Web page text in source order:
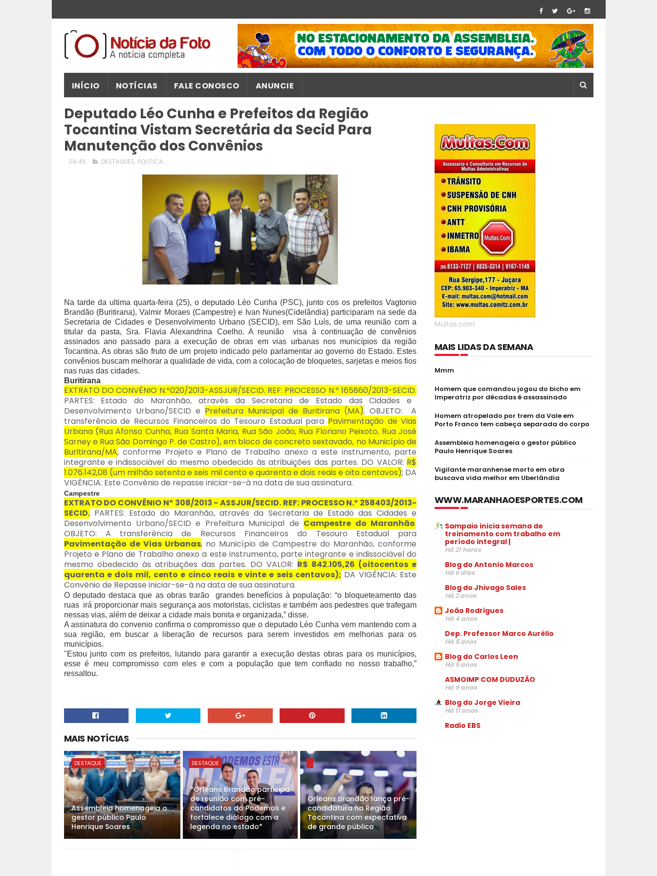
INÍCIO NOTÍCIAS FALE CONOSCO ANUNCIE
Deputado Léo Cunha e Prefeitos da Região
Tocantina Vistam Secretária da Secid Para
Manutenção dos Convênios
08:46 DESTAQUES, POLITICA
Na tarde da ultima quarta-feira (25), o deputado Léo Cunha (PSC), junto cos os prefeitos Vagtonio
Brandão (Buritirana), Valmir Moraes (Campestre) e Ivan Nunes(Cidelândia) participaram na sede da
Secretaria de Cidades e Desenvolvimento Urbano (SECID), em São Luís, de uma reunião com a
titular da pasta, Sra. Flavia Alexandrina Coelho. A reunião visa à continuação de convênios
assinados ano passado para a execução de obras em vias urbanas nos municípios da região
Tocantina. As obras são fruto de um projeto indicado pelo parlamentar ao governo do Estado. Estes
convênios buscam melhorar a qualidade de vida, com a colocação de bloquetes, sarjetas e meios fios
nas ruas das cidades.
Buritirana
EXTRATO DO CONVÊNIO N.º020/2013-ASSJUR/SECID. REF: PROCESSO N.º 165860/2013-SECID.
PARTES: Estado do Maranhão, através da Secretaria de Estado das Cidades e
Desenvolvimento Urbano/SECID e Prefeitura Municipal de Buritirana (MA). OBJETO: A
transferência de Recursos Financeiros do Tesouro Estadual para Pavimentação de Vias
Urbana (Rua Afonso Cunha, Rua Santa Maria, Rua São João, Rua Floriano Peixoto, Rua José
Sarney e Rua São Domingo P. de Castro), em bloco de concreto sextavado, no Município de
Buritirana/MA, conforme Projeto e Plano de Trabalho anexo a este instrumento, parte
integrante e indissociável do mesmo obedecido às atribuições das partes. DO VALOR: R$
1.076.142,08 (um milhão setenta e seis mil cento e quarenta e dois reais e oito centavos); DA
VIGÊNCIA: Este Convênio de repasse iniciar-se-à na data de sua assinatura.
Campestre
EXTRATO DO CONVÊNIO Nº 308/2013 - ASSJUR/SECID. REF: PROCESSO N.º 258403/2013-
SECID.PARTES: Estado do Maranhão, através da Secretaria de Estado das Cidades e
Desenvolvimento Urbano/SECID e Prefeitura Municipal de Campestre do Maranhão.
OBJETO: A transferência de Recursos Financeiros do Tesouro Estadual para
Pavimentação de Vias Urbanas, no Município de Campestre do Maranhão, conforme
Projeto e Plano de Trabalho anexo a este instrumento, parte integrante e indissociável do
mesmo obedecido às atribuições das partes. DO VALOR: R$ 842.105,26 (oitocentos e
quarenta e dois mil, cento e cinco reais e vinte e seis centavos); DA VIGÊNCIA: Este
Convênio de Repasse iniciar-se-á na data de sua assinatura.
O deputado destaca que as obras trarão grandes benefícios à população: “o bloqueteamento das
ruas irá proporcionar mais segurança aos motoristas, ciclistas e também aos pedestres que trafegam
nessas vias, além de deixar a cidade mais bonita e organizada,” disse.
A assinatura do convenio confirma o compromisso que o deputado Léo Cunha vem mantendo com a
sua região, em buscar a liberação de recursos para serem investidos em melhorias para os
municípios.
"Estou junto com os prefeitos, lutando para garantir a execução destas obras para os municípios,
esse é meu compromisso com eles e com a população que tem confiado no nosso trabalho,”
ressaltou.
MAIS NOTÍCIAS
DESTAQUE
Assembleia homenageia o
gestor público Paulo
Henrique Soares
DESTAQUE
*Orleans Brandão participa
de reunião com pré-
candidatos do Podemos e
fortalece diálogo com a
legenda no estado*
.
Orleans Brandão lança pré-
candidatura na Região
Tocantina com expectativa
de grande público
Multas.com
MAIS LIDAS DA SEMANA
Mmm
Homem que comandou jogou do bicho em
Imperatriz por décadas é assassinado
Homem atropelado por trem da Vale em
Porto Franco tem cabeça separada do corpo
Assembleia homenageia o gestor público
Paulo Henrique Soares
Vigilante maranhense morto em obra
buscava vida melhor em Uberlândia
WWW.MARANHAOESPORTES.COM
Sampaio inicia semana de
treinamento com trabalho em
período integral |
Há 21 horas
Blog do Antonio Marcos
Há 6 dias
Blog do Jhivago Sales
Há 2 anos
João Rodrigues
Há 4 anos
Dep. Professor Marco Aurélio
Há 5 anos
Blog do Carlos Leen
Há 5 anos
ASMOIMP COM DUDUZÃO
Há 9 anos
Blog do Jorge Vieira
Há 11 anos
Radio EBS